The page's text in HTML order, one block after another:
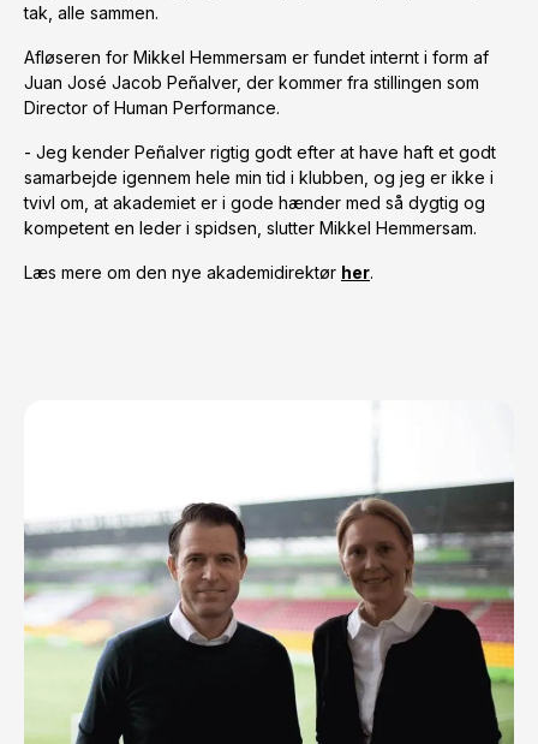
tak, alle sammen.
Afløseren for Mikkel Hemmersam er fundet internt i form af
Juan José Jacob Peñalver, der kommer fra stillingen som
Director of Human Performance.
- Jeg kender Peñalver rigtig godt efter at have haft et godt
samarbejde igennem hele min tid i klubben, og jeg er ikke i
tvivl om, at akademiet er i gode hænder med så dygtig og
kompetent en leder i spidsen, slutter Mikkel Hemmersam.
Læs mere om den nye akademidirektør her.